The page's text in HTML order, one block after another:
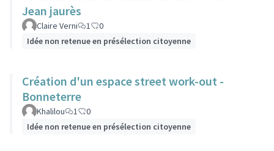
Jean jaurès
Claire Verni 1
0
Idée non retenue en présélection citoyenne
Création d'un espace street work-out -
Bonneterre
Khalilou 1
0
Idée non retenue en présélection citoyenne